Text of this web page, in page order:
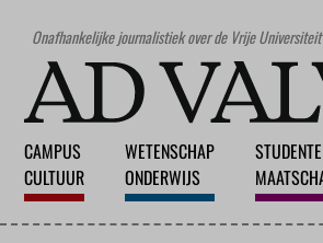
Onafhankelijke journalistiek over de Vrije
CAMPUS
CULTUUR
WETENSCHAP
ONDERWIJS